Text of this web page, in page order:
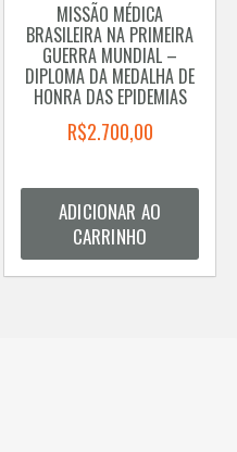
MISSÃO MÉDICA
BRASILEIRA NA PRIMEIRA
GUERRA MUNDIAL –
DIPLOMA DA MEDALHA DE
HONRA DAS EPIDEMIAS
R$2.700,00
ADICIONAR AO
CARRINHO